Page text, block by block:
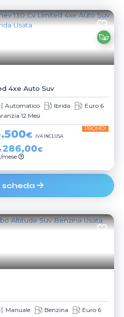
4xe Auto Suv
Automatico Ibrida
Euro 6
12 Mesi
€
PROMO!
IVA INCLUSA
286,00€
/mese
scheda
Manuale Benzina
Euro 6